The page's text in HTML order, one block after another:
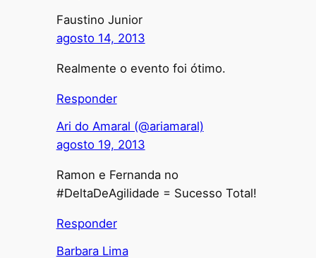
Faustino Junior
agosto 14, 2013
Realmente o evento foi ótimo.
Responder
Ari do Amaral (@ariamaral)
agosto 19, 2013
Ramon e Fernanda no
#DeltaDeAgilidade = Sucesso Total!
Responder
Barbara Lima